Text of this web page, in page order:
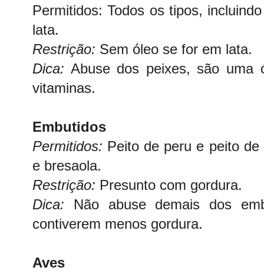
Permitidos: Todos os tipos,
lata.
Restrição: Sem óleo se for em lata.
Dica: Abuse dos peixes, são uma
vitaminas.
Embutidos
Permitidos: Peito de peru e peito
e bresaola.
Restrição: Presunto com gordura.
Dica: Não abuse demais dos
contiverem menos gordura.
Aves